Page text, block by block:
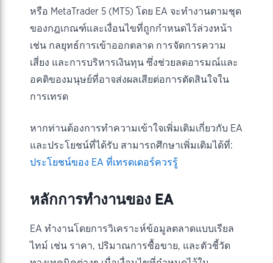
หรือ MetaTrader 5 (MT5) โดย EA จะทำงานตามชุด
ของกฎเกณฑ์และเงื่อนไขที่ถูกกำหนดไว้ล่วงหน้า
เช่น กลยุทธ์การเข้าออกตลาด การจัดการความ
เสี่ยง และการบริหารเงินทุน ซึ่งช่วยลดอารมณ์และ
อคติของมนุษย์ที่อาจส่งผลเสียต่อการตัดสินใจใน
การเทรด
หากท่านต้องการทำความเข้าใจเพิ่มเติมเกี่ยวกับ EA
และประโยชน์ที่ได้รับ สามารถศึกษาเพิ่มเติมได้ที่:
ประโยชน์ของ EA ที่เทรดเดอร์ควรรู้
หลักการทำงานของ EA
EA ทำงานโดยการวิเคราะห์ข้อมูลตลาดแบบเรียล
ไทม์ เช่น ราคา, ปริมาณการซื้อขาย, และตัวชี้วัด